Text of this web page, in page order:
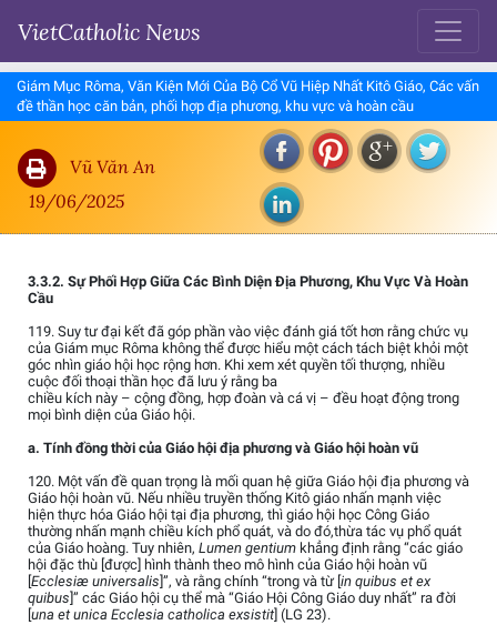
VietCatholic News
Giám Mục Rôma, Văn Kiện Mới Của Bộ Cổ Vũ Hiệp Nhất Kitô Giáo, Các vấn
đề thần học căn bản, phối hợp địa phương, khu vực và hoàn cầu
Vũ Văn An
19/06/2025
3.3.2. Sự Phối Hợp Giữa Các Bình Diện Địa Phương, Khu Vực Và Hoàn
Cầu
119. Suy tư đại kết đã góp phần vào việc đánh giá tốt hơn rằng chức vụ
của Giám mục Rôma không thể được hiểu một cách tách biệt khỏi một
góc nhìn giáo hội học rộng hơn. Khi xem xét quyền tối thượng, nhiều
cuộc đối thoại thần học đã lưu ý rằng ba
chiều kích này – cộng đồng, hợp đoàn và cá vị – đều hoạt động trong
mọi bình diện của Giáo hội.
a. Tính đồng thời của Giáo hội địa phương và Giáo hội hoàn vũ
120. Một vấn đề quan trọng là mối quan hệ giữa Giáo hội địa phương và
Giáo hội hoàn vũ. Nếu nhiều truyền thống Kitô giáo nhấn mạnh việc
hiện thực hóa Giáo hội tại địa phương, thì giáo hội học Công Giáo
thường nhấn mạnh chiều kích phổ quát, và do đó,thừa tác vụ phổ quát
của Giáo hoàng. Tuy nhiên, Lumen gentium khẳng định rằng “các giáo
hội đặc thù [được] hình thành theo mô hình của Giáo hội hoàn vũ
[Ecclesiæ universalis]”, và rằng chính “trong và từ [in quibus et ex
quibus]” các Giáo hội cụ thể mà “Giáo Hội Công Giáo duy nhất” ra đời
[una et unica Ecclesia catholica exsistit] (LG 23).